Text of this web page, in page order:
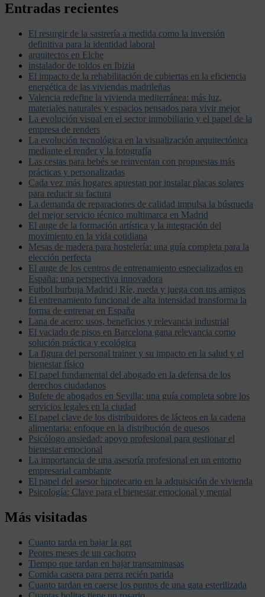
Entradas recientes
El resurgir de la sastrería a medida como la inversión
definitiva para la identidad laboral
arquitectos en Elche
instalador de toldos en Ibizia
El impacto de la rehabilitación de cubiertas en la eficiencia
energética de las viviendas madrileñas
Valencia redefine la vivienda mediterránea: más luz,
materiales naturales y espacios pensados para vivir mejor
La evolución visual en el sector inmobiliario y el papel de la
empresa de renders
La evolución tecnológica en la visualización arquitectónica
mediante el render y la fotografía
Las cestas para bebés se reinventan con propuestas más
prácticas y personalizadas
Cada vez más hogares apuestan por instalar placas solares
para reducir su factura
La demanda de reparaciones de calidad impulsa la búsqueda
del mejor servicio técnico multimarca en Madrid
El auge de la formación artística y la integración del
movimiento en la vida cotidiana
Mesas de madera para hostelería: una guía completa para la
elección perfecta
El auge de los centros de entrenamiento especializados en
España: una perspectiva innovadora
Futbol burbuja Madrid | Ríe, rueda y juega con tus amigos
El entrenamiento funcional de alta intensidad transforma la
forma de entrenar en España
Lana de acero: usos, beneficios y relevancia industrial
El vaciado de pisos en Barcelona gana relevancia como
solución práctica y ecológica
La figura del personal trainer y su impacto en la salud y el
bienestar físico
El papel fundamental del abogado en la defensa de los
derechos ciudadanos
Bufete de abogados en Sevilla: una guía completa sobre los
servicios legales en la ciudad
El papel clave de los distribuidores de lácteos en la cadena
alimentaria: enfoque en la distribución de quesos
Psicólogo ansiedad: apoyo profesional para gestionar el
bienestar emocional
La importancia de una asesoría profesional en un entorno
empresarial cambiante
El papel del asesor hipotecario en la adquisición de vivienda
Psicología: Clave para el bienestar emocional y mental
Más visitadas
Cuanto tarda en bajar la ggt
Peores meses de un cachorro
Tiempo que tardan en bajar transaminasas
Comida casera para perra recién parida
Cuanto tardan en caerse los puntos de una gata esterilizada